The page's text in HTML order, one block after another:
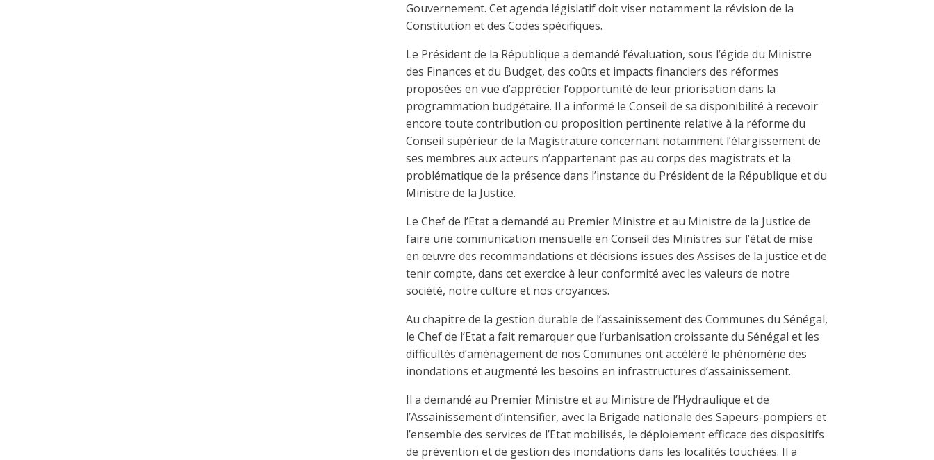
Gouvernement. Cet agenda législatif doit viser notamment la révision de la
Constitution et des Codes spécifiques.
Le Président de la République a demandé l’évaluation, sous l’égide du Ministre
des Finances et du Budget, des coûts et impacts financiers des réformes
proposées en vue d’apprécier l’opportunité de leur priorisation dans la
programmation budgétaire. Il a informé le Conseil de sa disponibilité à recevoir
encore toute contribution ou proposition pertinente relative à la réforme du
Conseil supérieur de la Magistrature concernant notamment l’élargissement de
ses membres aux acteurs n’appartenant pas au corps des magistrats et la
problématique de la présence dans l’instance du Président de la République et du
Ministre de la Justice.
Le Chef de l’Etat a demandé au Premier Ministre et au Ministre de la Justice de
faire une communication mensuelle en Conseil des Ministres sur l’état de mise
en œuvre des recommandations et décisions issues des Assises de la justice et de
tenir compte, dans cet exercice à leur conformité avec les valeurs de notre
société, notre culture et nos croyances.
Au chapitre de la gestion durable de l’assainissement des Communes du Sénégal,
le Chef de l’Etat a fait remarquer que l’urbanisation croissante du Sénégal et les
difficultés d’aménagement de nos Communes ont accéléré le phénomène des
inondations et augmenté les besoins en infrastructures d’assainissement.
Il a demandé au Premier Ministre et au Ministre de l’Hydraulique et de
l’Assainissement d’intensifier, avec la Brigade nationale des Sapeurs-pompiers et
l’ensemble des services de l’Etat mobilisés, le déploiement efficace des dispositifs
de prévention et de gestion des inondations dans les localités touchées. Il a